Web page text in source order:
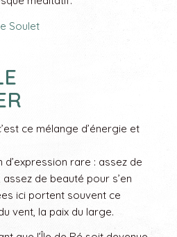
Soulet
ce mélange d’énergie et
d’expression rare : assez de
de beauté pour s’en
ici portent souvent ce
vent, la paix du large.